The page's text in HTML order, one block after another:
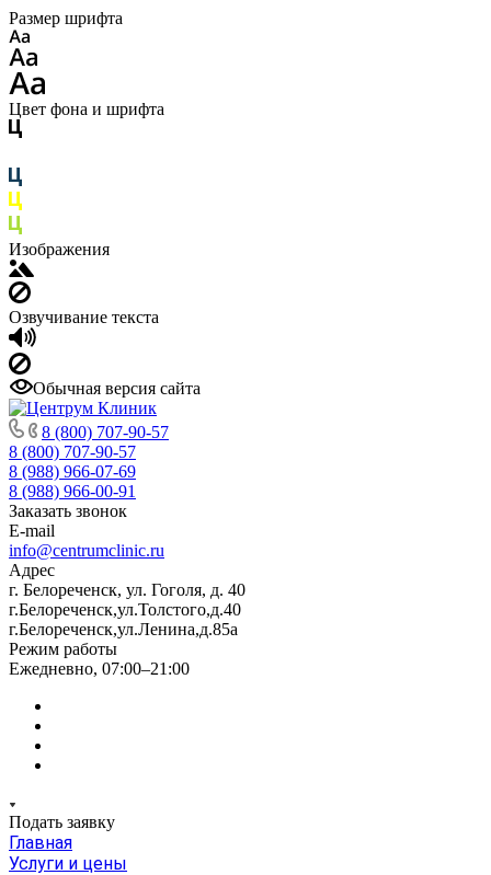
Размер шрифта
Цвет фона и шрифта
Изображения
Озвучивание текста
Обычная версия сайта
8 (800) 707-90-57
8 (800) 707-90-57
8 (988) 966-07-69
8 (988) 966-00-91
Заказать звонок
E-mail
info@centrumclinic.ru
Адрес
г. Белореченск, ул. Гоголя, д. 40
г.Белореченск,ул.Толстого,д.40
г.Белореченск,ул.Ленина,д.85а
Режим работы
Ежедневно, 07:00–21:00
Подать заявку
Главная
Услуги и цены